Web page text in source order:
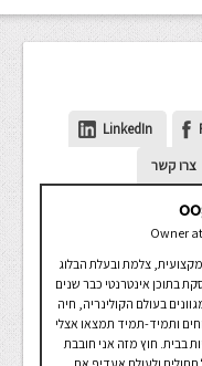
LinkedIn
צרו קשר
Owner at
מקצועית, צלמת ובעלת הבלוג
בתוכן אינטרנטי כבר שנים
בעולם הקולינריה, חיה
ותמיד-תמיד תמצאו אצלי
בבית. חוץ מזה אני חובבת